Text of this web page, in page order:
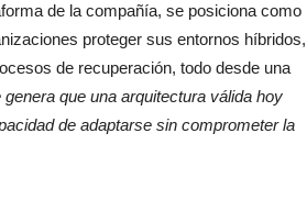
de la compañía, se posiciona como
proteger sus entornos híbridos,
de recuperación, todo desde una
que una arquitectura válida hoy
de adaptarse sin comprometer la